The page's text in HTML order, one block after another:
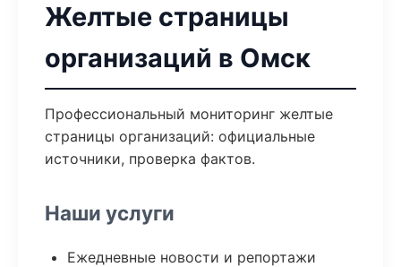
Желтые страницы
организаций в Омск
Профессиональный мониторинг желтые
страницы организаций: официальные
источники, проверка фактов.
Наши услуги
Ежедневные новости и репортажи